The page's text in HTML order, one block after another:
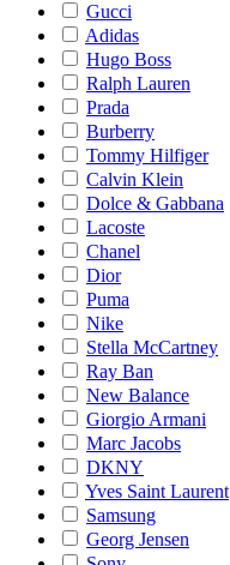
Gucci
Adidas
Hugo Boss
Ralph Lauren
Prada
Burberry
Tommy Hilfiger
Calvin Klein
Dolce & Gabbana
Lacoste
Chanel
Dior
Puma
Nike
Stella McCartney
Ray Ban
New Balance
Giorgio Armani
Marc Jacobs
DKNY
Yves Saint Laurent
Samsung
Georg Jensen